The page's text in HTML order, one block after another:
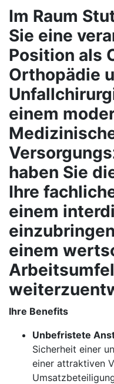
Im Raum
Sie eine
Position als
Orthopädie
einem
haben Sie
Ihre
einem
einem
Ihre Benefits
Unbefristete
Sicherheit einer
einer attraktiven